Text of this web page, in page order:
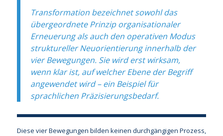
Transformation bezeichnet sowohl das
übergeordnete Prinzip organisationaler
Erneuerung als auch den operativen Modus
struktureller Neuorientierung innerhalb der
vier Bewegungen. Sie wird erst wirksam,
wenn klar ist, auf welcher Ebene der Begriff
angewendet wird – ein Beispiel für
sprachlichen Präzisierungsbedarf.
Diese vier Bewegungen bilden keinen durchgängigen Prozess,